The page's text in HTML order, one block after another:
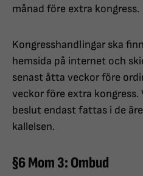
månad före extra kongress.
Kongresshandlingar ska
hemsida på internet och
senast åtta veckor före
veckor före extra
beslut endast fattas i de
kallelsen.
§6 Mom 3: Ombud